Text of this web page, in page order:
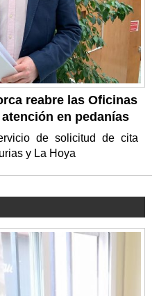
reabre las Oficinas
en pedanías
de solicitud de cita
y La Hoya